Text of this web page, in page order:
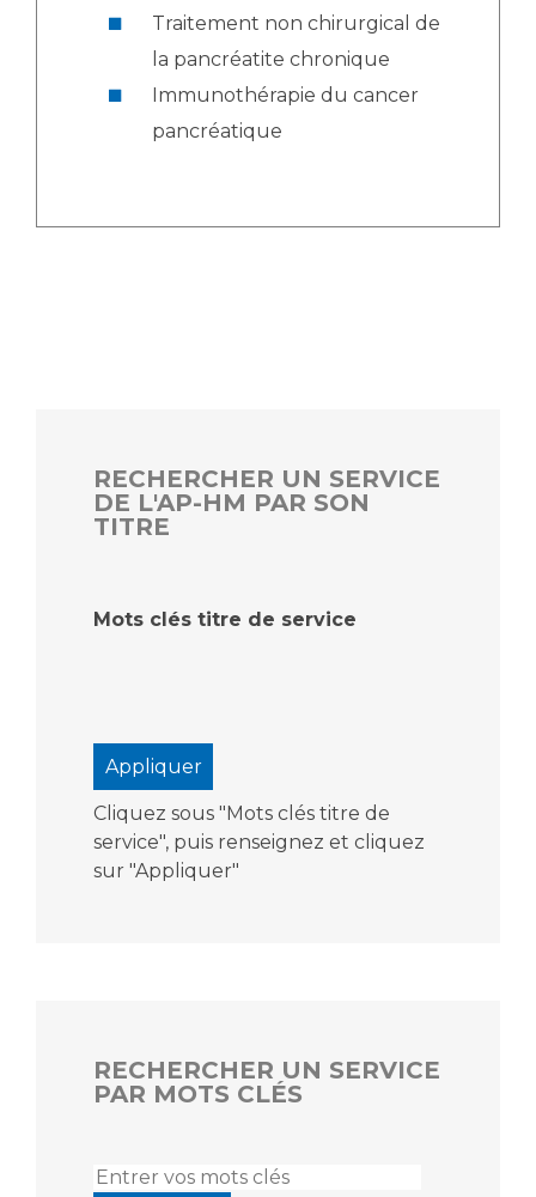
Traitement non chirurgical de
la pancréatite chronique
Immunothérapie du cancer
pancréatique
RECHERCHER UN SERVICE
DE L'AP-HM PAR SON
TITRE
Mots clés titre de service
Cliquez sous "Mots clés titre de
service", puis renseignez et cliquez
sur "Appliquer"
RECHERCHER UN SERVICE
PAR MOTS CLÉS